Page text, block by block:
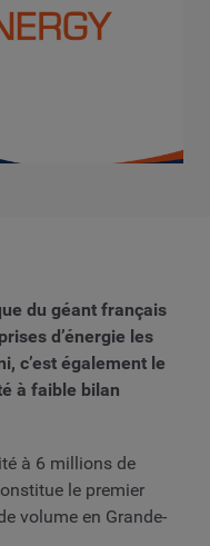
du géant français
d’énergie les
c’est également le
à faible bilan
à 6 millions de
le premier
volume en Grande-